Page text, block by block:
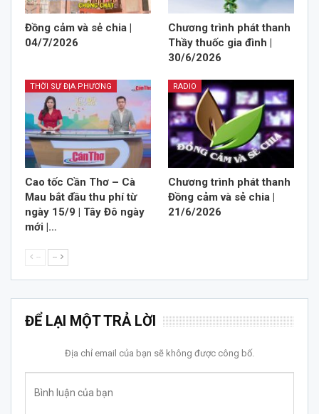
Đồng cảm và sẻ chia |
04/7/2026
Chương trình phát thanh
Thầy thuốc gia đình |
30/6/2026
THỜI SỰ ĐỊA PHƯƠNG
Cao tốc Cần Thơ – Cà
Mau bắt đầu thu phí từ
ngày 15/9 | Tây Đô ngày
mới |…
RADIO
Chương trình phát thanh
Đồng cảm và sẻ chia |
21/6/2026
-- --
ĐỂ LẠI MỘT TRẢ LỜI
Địa chỉ email của bạn sẽ không được công bố.